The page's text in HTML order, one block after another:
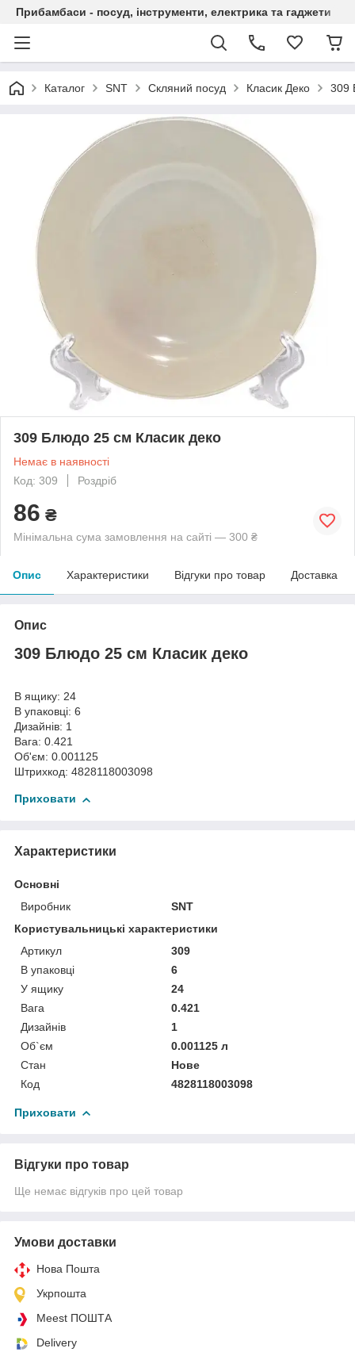
Прибамбаси - посуд, інструменти, електрика та гаджети
Каталог SNT Скляний посуд Класик Деко 309
309 Блюдо 25 см Класик деко
Немає в наявності
Код: 309
Роздріб
86 ₴
Мінімальна сума замовлення на сайті — 300 ₴
Опис Характеристики Відгуки про товар Доставка
Опис
309 Блюдо 25 см Класик деко
В ящику: 24
В упаковці: 6
Дизайнів: 1
Вага: 0.421
Об'єм: 0.001125
Штрихкод: 4828118003098
Приховати
Характеристики
Основні
Виробник
SNT
Користувальницькі характеристики
Артикул
309
В упаковці
6
У ящику
24
Вага
0.421
Дизайнів
1
Об`єм
0.001125 л
Стан
Нове
Код
4828118003098
Приховати
Відгуки про товар
Ще немає відгуків про цей товар
Умови доставки
Нова Пошта
Укрпошта
Meest ПОШТА
Delivery